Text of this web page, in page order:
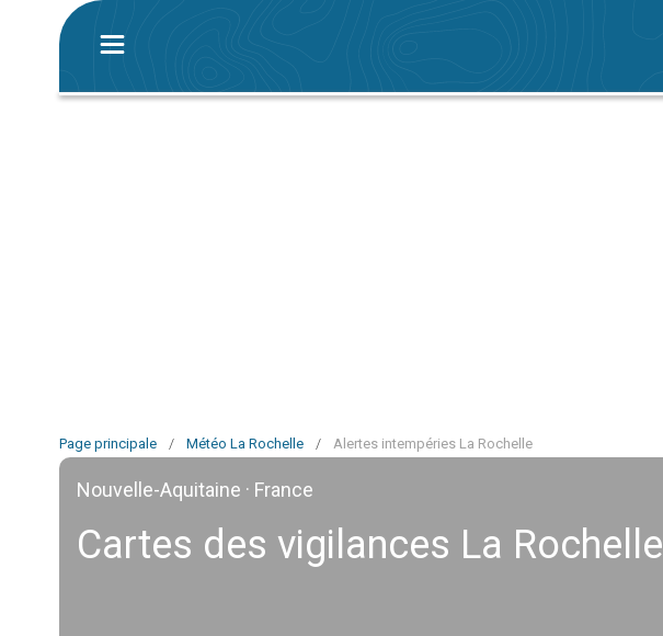
Page principale / Météo La Rochelle / Alertes intempéries La Rochelle
Nouvelle-Aquitaine · France
Cartes des vigilances La Rochelle